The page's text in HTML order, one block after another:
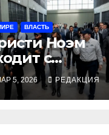
ВЛАСТЬ
Ноэм
с
5, 2026 РЕДАКЦИЯ